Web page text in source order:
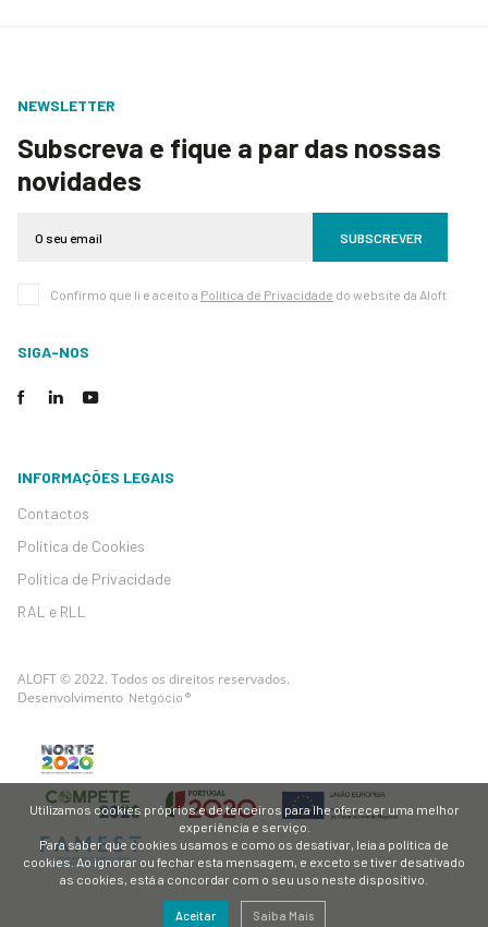
NEWSLETTER
Subscreva e fique a par das nossas
novidades
SUBSCREVER
Confirmo que li e aceito a Política de Privacidade do website da Aloft
SIGA-NOS
INFORMAÇÕES LEGAIS
Contactos
Política de Cookies
Política de Privacidade
RAL e RLL
ALOFT © 2022. Todos os direitos reservados.
Desenvolvimento Netgócio ®
Utilizamos cookies próprios e de terceiros para lhe oferecer uma melhor
experiência e serviço.
Para saber que cookies usamos e como os desativar, leia a política de
cookies. Ao ignorar ou fechar esta mensagem, e exceto se tiver desativado
as cookies, está a concordar com o seu uso neste dispositivo.
Aceitar Saiba Mais